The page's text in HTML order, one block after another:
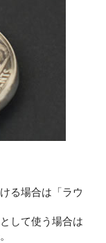
る場合は「ラウ
して使う場合は